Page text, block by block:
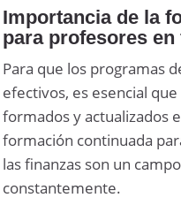
Importancia de la
para profesores en
Para que los programas
efectivos, es esencial
formados y actualizados
formación continuada
las finanzas son un
constantemente.